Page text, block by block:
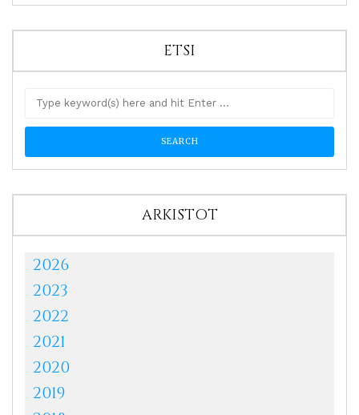
ETSI
ARKISTOT
2026
2023
2022
2021
2020
2019